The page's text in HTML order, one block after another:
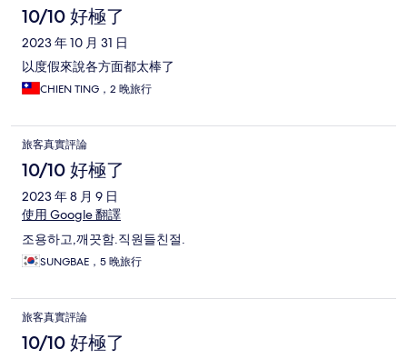
論
10/10 好極了
2023 年 10 月 31 日
以度假來說各方面都太棒了
CHIEN TING，2 晚旅行
旅客真實評論
10/10 好極了
2023 年 8 月 9 日
使用 Google 翻譯
조용하고,깨끗함.직원들친절.
SUNGBAE，5 晚旅行
旅客真實評論
10/10 好極了